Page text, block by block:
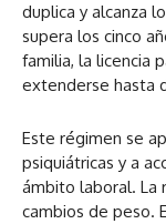
duplica y alcanza
supera los cinco
familia, la licencia
extenderse hasta
Este régimen se
psiquiátricas y a
ámbito laboral. La
cambios de peso.